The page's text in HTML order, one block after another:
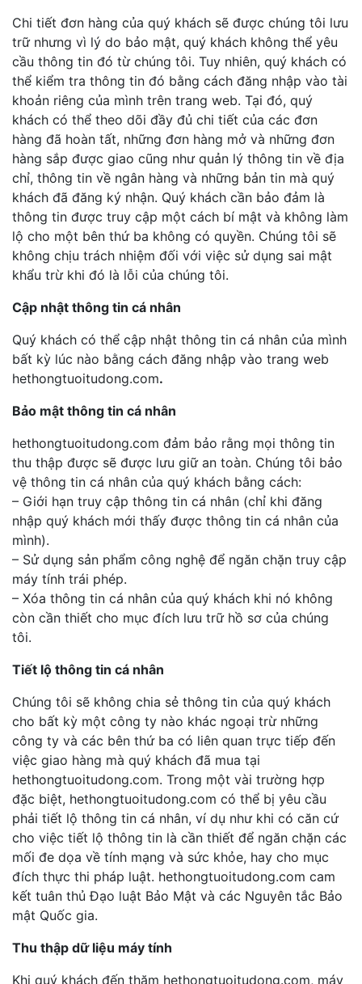
Chi tiết đơn hàng của quý khách sẽ được chúng tôi lưu
trữ nhưng vì lý do bảo mật, quý khách không thể yêu
cầu thông tin đó từ chúng tôi. Tuy nhiên, quý khách có
thể kiểm tra thông tin đó bằng cách đăng nhập vào tài
khoản riêng của mình trên trang web. Tại đó, quý
khách có thể theo dõi đầy đủ chi tiết của các đơn
hàng đã hoàn tất, những đơn hàng mở và những đơn
hàng sắp được giao cũng như quản lý thông tin về địa
chỉ, thông tin về ngân hàng và những bản tin mà quý
khách đã đăng ký nhận. Quý khách cần bảo đảm là
thông tin được truy cập một cách bí mật và không làm
lộ cho một bên thứ ba không có quyền. Chúng tôi sẽ
không chịu trách nhiệm đối với việc sử dụng sai mật
khẩu trừ khi đó là lỗi của chúng tôi.
Cập nhật thông tin cá nhân
Quý khách có thể cập nhật thông tin cá nhân của mình
bất kỳ lúc nào bằng cách đăng nhập vào trang web
hethongtuoitudong.com.
Bảo mật thông tin cá nhân
hethongtuoitudong.com đảm bảo rằng mọi thông tin
thu thập được sẽ được lưu giữ an toàn. Chúng tôi bảo
vệ thông tin cá nhân của quý khách bằng cách:
– Giới hạn truy cập thông tin cá nhân (chỉ khi đăng
nhập quý khách mới thấy được thông tin cá nhân của
mình).
– Sử dụng sản phẩm công nghệ để ngăn chặn truy cập
máy tính trái phép.
– Xóa thông tin cá nhân của quý khách khi nó không
còn cần thiết cho mục đích lưu trữ hồ sơ của chúng
tôi.
Tiết lộ thông tin cá nhân
Chúng tôi sẽ không chia sẻ thông tin của quý khách
cho bất kỳ một công ty nào khác ngoại trừ những
công ty và các bên thứ ba có liên quan trực tiếp đến
việc giao hàng mà quý khách đã mua tại
hethongtuoitudong.com. Trong một vài trường hợp
đặc biệt, hethongtuoitudong.com có thể bị yêu cầu
phải tiết lộ thông tin cá nhân, ví dụ như khi có căn cứ
cho việc tiết lộ thông tin là cần thiết để ngăn chặn các
mối đe dọa về tính mạng và sức khỏe, hay cho mục
đích thực thi pháp luật. hethongtuoitudong.com cam
kết tuân thủ Đạo luật Bảo Mật và các Nguyên tắc Bảo
mật Quốc gia.
Thu thập dữ liệu máy tính
Khi quý khách đến thăm hethongtuoitudong.com, máy